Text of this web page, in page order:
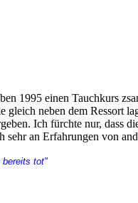
1995 einen Tauchkurs
gleich neben dem Ressort
Ich fürchte nur, dass
an Erfahrungen von
bereits tot"